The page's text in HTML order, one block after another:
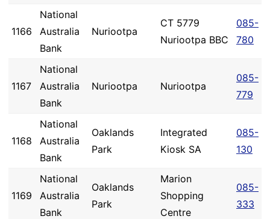
1166
National
Australia
Bank
Nuriootpa
CT 5779
Nuriootpa BBC
085-
780
1167
National
Australia
Bank
Nuriootpa Nuriootpa
085-
779
1168
National
Australia
Bank
Oaklands
Park
Integrated
Kiosk SA
085-
130
1169
National
Australia
Bank
Oaklands
Park
Marion
Shopping
Centre
085-
333